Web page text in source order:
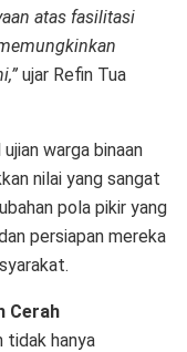
atas fasilitasi
ujar Refin Tua
warga binaan
nilai yang sangat
pola pikir yang
persiapan mereka
Cerah
tidak hanya